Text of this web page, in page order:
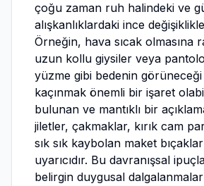
çoğu zaman ruh halindeki ve
alışkanlıklardaki ince
Örneğin, hava sıcak olmasına
uzun kollu giysiler veya
yüzme gibi bedenin
kaçınmak önemli bir işaret
bulunan ve mantıklı bir
jiletler, çakmaklar, kırık cam
sık sık kaybolan maket
uyarıcıdır. Bu davranışsal
belirgin duygusal